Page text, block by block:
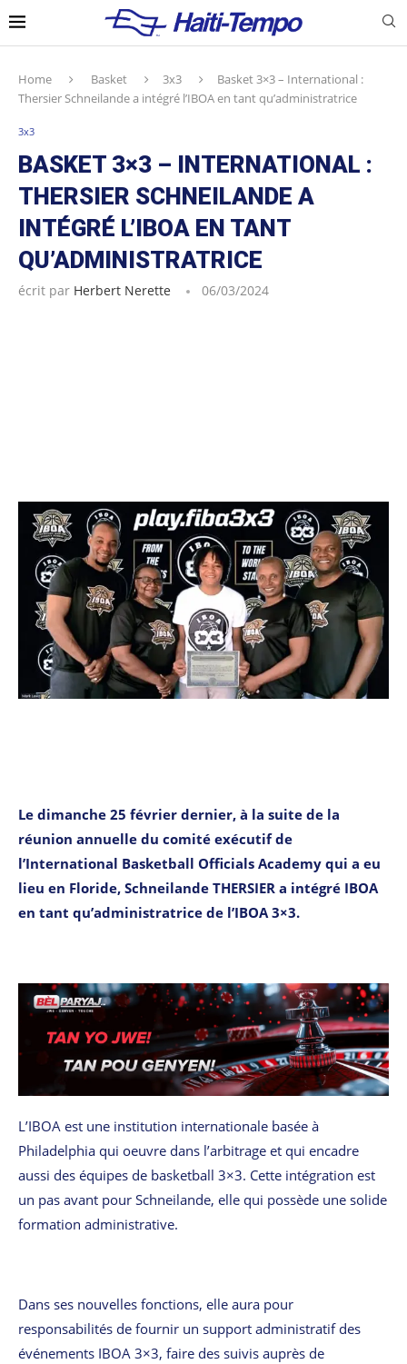
Home Basket 3x3
Basket 3×3 – International :
Thersier Schneilande a intégré l’IBOA en tant qu’administratrice
3x3
BASKET 3×3 – INTERNATIONAL :
THERSIER SCHNEILANDE A
INTÉGRÉ L’IBOA EN TANT
QU’ADMINISTRATRICE
écrit par Herbert Nerette 06/03/2024
Le dimanche 25 février dernier, à la suite de la
réunion annuelle du comité exécutif de
l’International Basketball Officials Academy qui a eu
lieu en Floride, Schneilande THERSIER a intégré IBOA
en tant qu’administratrice de l’IBOA 3×3.
L’IBOA est une institution internationale basée à
Philadelphia qui oeuvre dans l’arbitrage et qui encadre
aussi des équipes de basketball 3×3. Cette intégration est
un pas avant pour Schneilande, elle qui possède une solide
formation administrative.
Dans ses nouvelles fonctions, elle aura pour
responsabilités de fournir un support administratif des
événements IBOA 3×3, faire des suivis auprès de